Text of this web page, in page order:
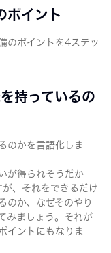
ポイント
のポイントを4ステッ
持っているの
のかを言語化しま
が得られそうだか
、それをできるだけ
のか、なぜそのやり
みましょう。それが
イントにもなりま